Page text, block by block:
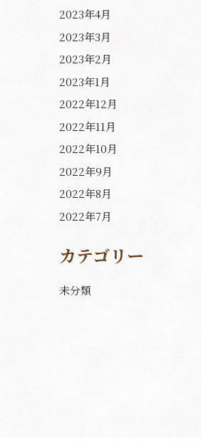
2023年4月
2023年3月
2023年2月
2023年1月
2022年12月
2022年11月
2022年10月
2022年9月
2022年8月
2022年7月
カテゴリー
未分類